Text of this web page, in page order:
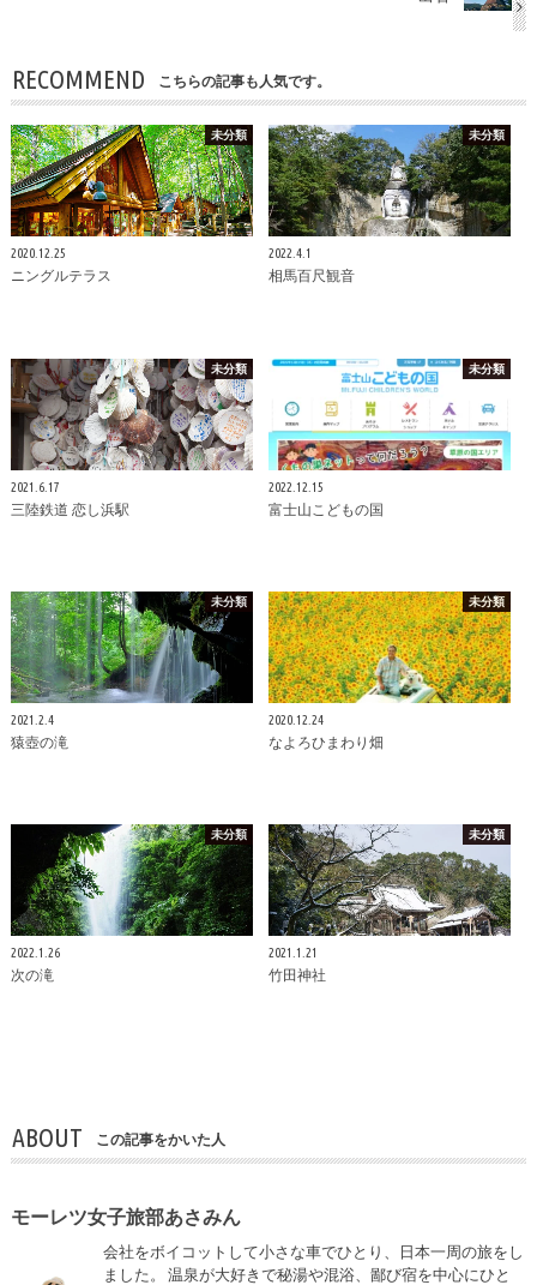
RECOMMEND こちらの記事も人気です。
未分類
2020.12.25
ニングルテラス
未分類
2022.4.1
相馬百尺観音
未分類
2021.6.17
三陸鉄道 恋し浜駅
未分類
2022.12.15
富士山こどもの国
未分類
2021.2.4
猿壺の滝
未分類
2020.12.24
なよろひまわり畑
未分類
2022.1.26
次の滝
未分類
2021.1.21
竹田神社
ABOUT この記事をかいた人
モーレツ女子旅部あさみん
会社をボイコットして小さな車でひとり、日本一周の旅をし
ました。 温泉が大好きで秘湯や混浴、鄙び宿を中心にひと